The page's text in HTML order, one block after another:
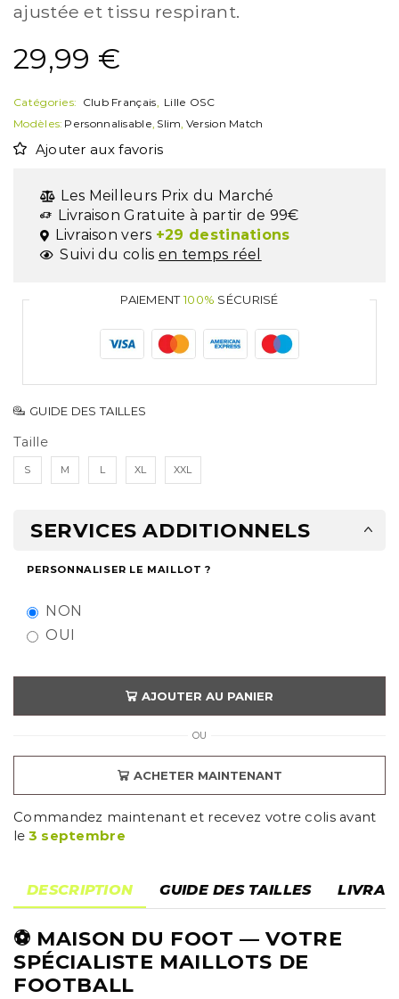
ajustée et tissu respirant.
29,99 €
Catégories: Club Français, Lille OSC
Modèles: Personnalisable, Slim, Version Match
Ajouter aux favoris
Les Meilleurs Prix du Marché
Livraison Gratuite à partir de 99€
Livraison vers +29 destinations
Suivi du colis en temps réel
PAIEMENT100% SÉCURISÉ
GUIDE DES TAILLES
Taille
S M L XL XXL
SERVICES ADDITIONNELS
PERSONNALISER LE MAILLOT ?
NON
OUI
AJOUTER AU PANIER
OU
ACHETER MAINTENANT
Commandez maintenant et recevez votre colis avant
le 3 septembre
DESCRIPTION GUIDE DES TAILLES
⚽ MAISON DU FOOT — VOTRE
SPÉCIALISTE MAILLOTS DE
FOOTBALL